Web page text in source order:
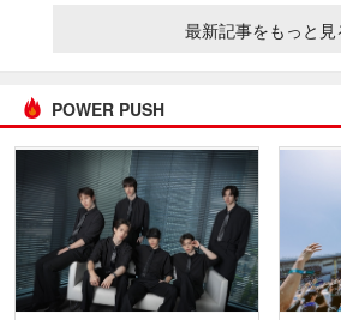
最新記事をもっと見
POWER PUSH